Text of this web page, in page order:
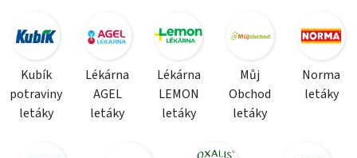
Kubík
potraviny
letáky
Lékárna
AGEL
letáky
Lékárna
LEMON
letáky
Můj
Obchod
letáky
Norma
letáky